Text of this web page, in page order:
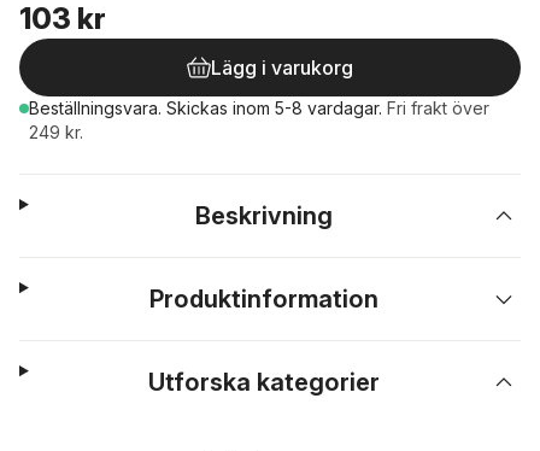
103 kr
Lägg i varukorg
Beställningsvara. Skickas inom 5-8 vardagar. Fri frakt över
249 kr.
Beskrivning
Produktinformation
Utforska kategorier